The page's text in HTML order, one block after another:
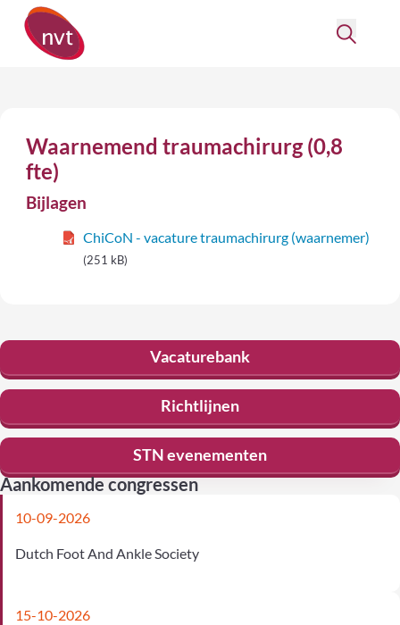
Waarnemend traumachirurg (0,8
fte)
Bijlagen
ChiCoN - vacature traumachirurg (waarnemer)
(251 kB)
Vacaturebank
Richtlijnen
STN evenementen
Aankomende congressen
10-09-2026
Dutch Foot And Ankle Society
15-10-2026